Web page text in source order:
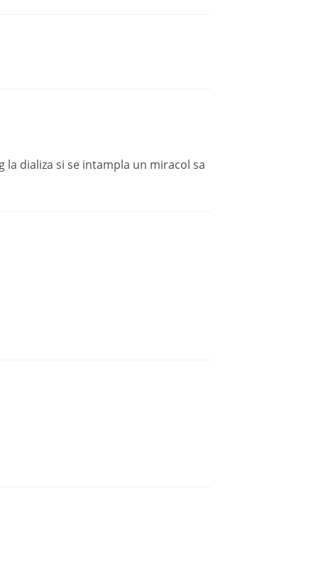
dializa si se intampla un miracol sa